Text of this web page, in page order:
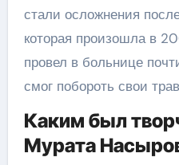
стали осложнения
которая произошла в
провел в больнице
смог побороть свои
Каким был
Мурата